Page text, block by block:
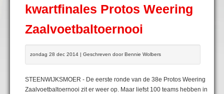
kwartfinales Protos Weering
Zaalvoetbaltoernooi
zondag 28 dec 2014 | Geschreven door Bennie Wolbers
STEENWIJKSMOER - De eerste ronde van de 38e Protos Weering
Zaalvoetbaltoernooi zit er weer op. Maar liefst 100 teams hebben in